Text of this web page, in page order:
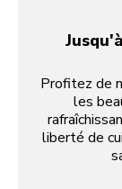
Profitez de
les
liberté de